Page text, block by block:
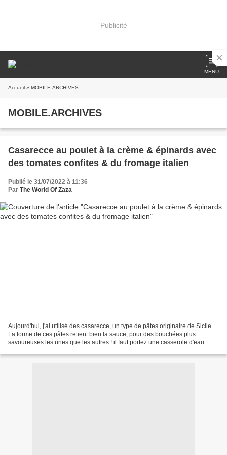
Publicité
MENU
Accueil » MOBILE.ARCHIVES
MOBILE.ARCHIVES
Casarecce au poulet à la crème & épinards avec
des tomates confites & du fromage italien
Publié le 31/07/2022 à 11:36
Par The World Of Zaza
Aujourd'hui, j'ai utilisé des casarecce, un type de pâtes originaire de Sicile.
La forme de ces pâtes retient bien la sauce, pour des bouchées plus
savoureuses les unes que les autres ! il faut portez une casserole d'eau